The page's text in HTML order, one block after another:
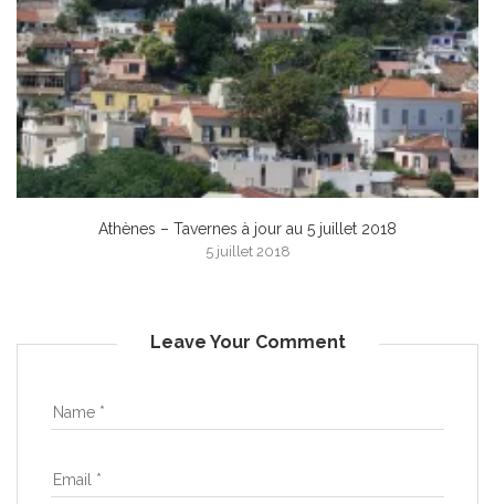
Athènes – Tavernes à jour au 5 juillet 2018
5 juillet 2018
Leave Your Comment